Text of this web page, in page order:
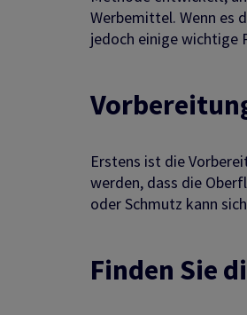
Werbemittel. Wenn es
jedoch einige wichtige
Erstens ist die
werden, dass die
oder Schmutz kann
Finden Sie